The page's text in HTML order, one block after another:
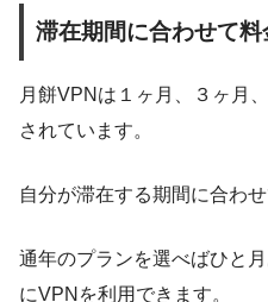
滞在期間に合わせて
月餅VPNは １ヶ月、３ヶ月
されています。
自分が滞在する期間に合わ
通年のプランを選べばひと
にVPNを利用できます。